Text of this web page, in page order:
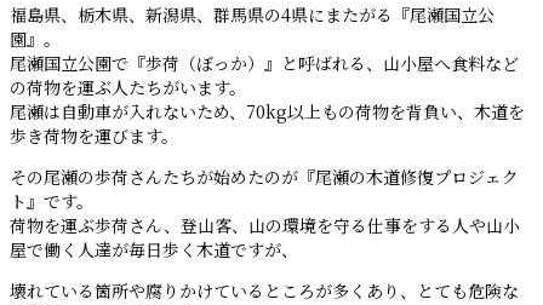
福島県、栃木県、新潟県、群馬県の4県にまたがる『尾瀬国立公
園』。
尾瀬国立公園で『歩荷（ぼっか）』と呼ばれる、山小屋へ食料など
の荷物を運ぶ人たちがいます。
尾瀬は自動車が入れないため、70kg以上もの荷物を背負い、木道を
歩き荷物を運びます。
その尾瀬の歩荷さんたちが始めたのが『尾瀬の木道修復プロジェク
ト』です。
荷物を運ぶ歩荷さん、登山客、山の環境を守る仕事をする人や山小
屋で働く人達が毎日歩く木道ですが、
壊れている箇所や腐りかけているところが多くあり、とても危険な